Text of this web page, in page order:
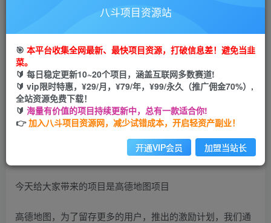
会员专属资源
您暂无购买权限，请先开通会员
开通会员
今天给大家带来的项目是高德地图项目
高德地图，为了留存更多的用户，推出的激励计划，我们通
八斗项目资源站
🎯 本平台收集全网最新、最快项目资源，打破信息差！避免当韭
菜。
🔰 每日稳定更新10~20个项目，涵盖互联网多数赛道!
🔰 vip限时特惠，¥29/月，¥79/年，¥99/永久（推广佣金70%）,
全站资源免费下载！
🔰 海量有价值的项目持续更新中，总有一款适合你!
👉加入八斗项目资源网，减少试错成本，开启轻资产副业！
开通VIP会员 加盟当站长